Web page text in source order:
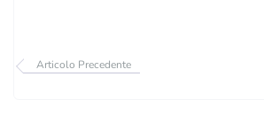
Articolo Precedente